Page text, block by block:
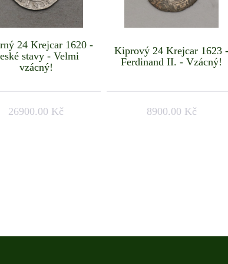
24 Krejcar 1620 -
stavy - Velmi
vzácný!
26900.00 Kč
Kiprový 24 Krejcar 1623 -
Ferdinand II. - Vzácný!
8900.00 Kč